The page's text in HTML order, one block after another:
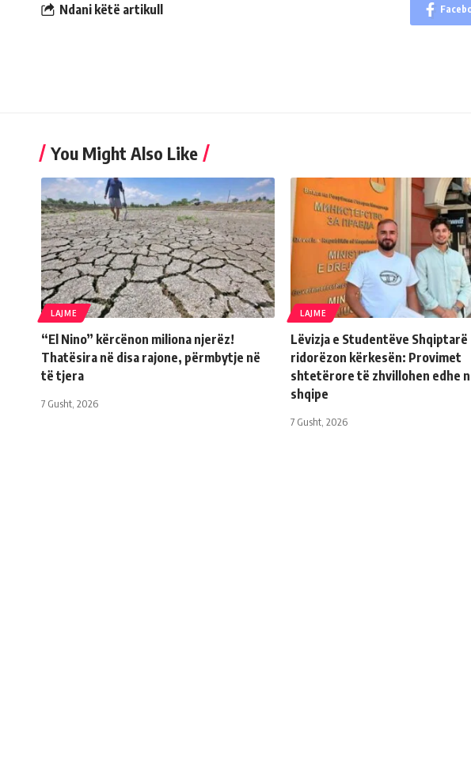
Ndani këtë artikull
You Might Also Like
LAJME
“El Nino” kërcënon miliona njerëz!
Thatësira në disa rajone, përmbytje në
të tjera
7 Gusht, 2026
LAJME
Lëvizja e Studentëve Shqiptarë
ridorëzon kërkesën: Provimet
shtetërore të zhvillohen edhe
shqipe
7 Gusht, 2026